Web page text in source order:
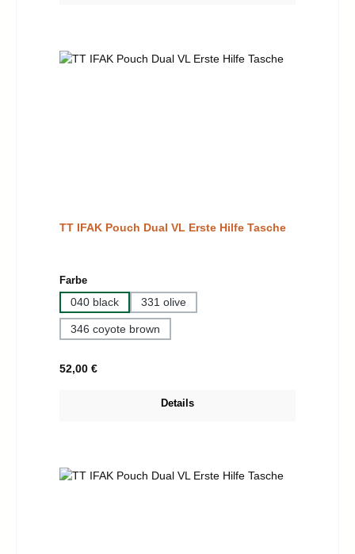
TT IFAK Pouch Dual VL Erste Hilfe Tasche
Farbeauswählen
040 black 331 olive
346 coyote brown
Regulärer Preis:
52,00 €
Details